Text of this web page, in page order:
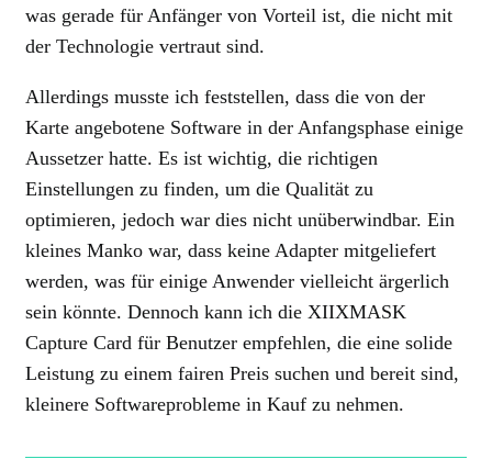
was gerade für Anfänger von Vorteil ist, die nicht mit
der Technologie vertraut sind.
Allerdings musste ich feststellen, dass die von der
Karte angebotene Software in der Anfangsphase einige
Aussetzer hatte. Es ist wichtig, die richtigen
Einstellungen zu finden, um die Qualität zu
optimieren, jedoch war dies nicht unüberwindbar. Ein
kleines Manko war, dass keine Adapter mitgeliefert
werden, was für einige Anwender vielleicht ärgerlich
sein könnte. Dennoch kann ich die XIIXMASK
Capture Card für Benutzer empfehlen, die eine solide
Leistung zu einem fairen Preis suchen und bereit sind,
kleinere Softwareprobleme in Kauf zu nehmen.